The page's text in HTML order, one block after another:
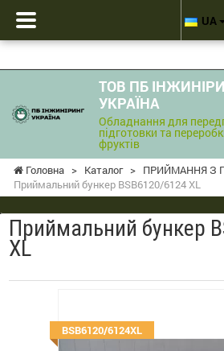
ТОВ ПБ
УКРАЇНА
Обладнання для
підготовки та
фруктів
UA
Головна > Каталог > ПРИЙМАННЯ З
Приймальний бункер BSB6120/6124 XL
Приймальний бункер
XL
BSB6120/6124XL